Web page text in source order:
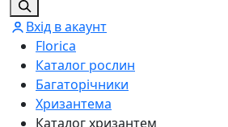
Вхід в акаунт
Florica
Каталог рослин
Багаторічники
Хризантема
Каталог хризантем